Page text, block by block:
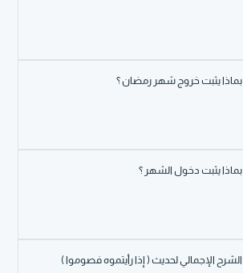
بماذا يثبت خروج شهر رمضان ؟
بماذا يثبت دخول الشهر ؟
الشرح الإجمالي لحديث ( إذا رأيتموه فصوموا )